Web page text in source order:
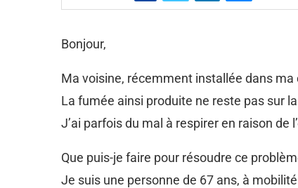
Bonjour,
Ma voisine, récemment installée dans
La fumée ainsi produite ne reste pas sur
J’ai parfois du mal à respirer en raison
Que puis-je faire pour résoudre ce
Je suis une personne de 67 ans, à